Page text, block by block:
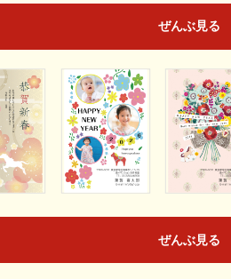
ぜんぶ見る
ぜんぶ見る